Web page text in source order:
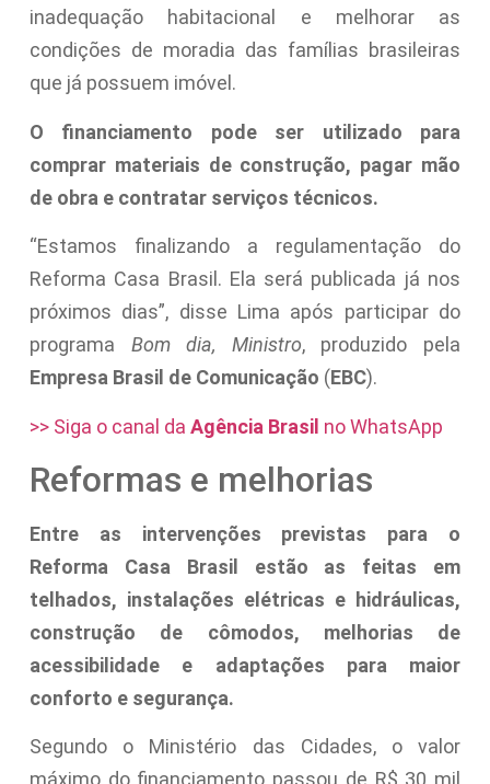
inadequação habitacional e melhorar as
condições de moradia das famílias brasileiras
que já possuem imóvel.
O financiamento pode ser utilizado para
comprar materiais de construção, pagar mão
de obra e contratar serviços técnicos.
“Estamos finalizando a regulamentação do
Reforma Casa Brasil. Ela será publicada já nos
próximos dias”, disse Lima após participar do
programa Bom dia, Ministro, produzido pela
Empresa Brasil de Comunicação (EBC).
>> Siga o canal da Agência Brasil no WhatsApp
Reformas e melhorias
Entre as intervenções previstas para o
Reforma Casa Brasil estão as feitas em
telhados, instalações elétricas e hidráulicas,
construção de cômodos, melhorias de
acessibilidade e adaptações para maior
conforto e segurança.
Segundo o Ministério das Cidades, o valor